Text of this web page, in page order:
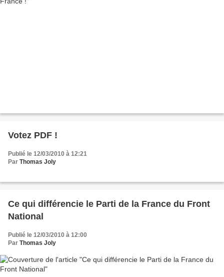
Votez PDF !
Publié le 12/03/2010 à 12:21
Par Thomas Joly
Ce qui différencie le Parti de la France du Front
National
Publié le 12/03/2010 à 12:00
Par Thomas Joly